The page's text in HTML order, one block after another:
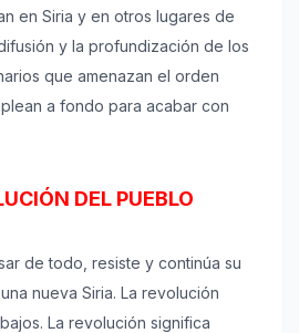
en Siria y en otros lugares de
y la profundización de los
que amenazan el orden
a fondo para acabar con
DEL PUEBLO
de todo, resiste y continúa su
nueva Siria. La revolución
La revolución significa